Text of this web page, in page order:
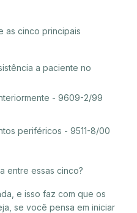
as cinco principais
a paciente no
- 9609-2/99
periféricos - 9511-8/00
entre essas cinco?
e isso faz com que os
se você pensa em iniciar